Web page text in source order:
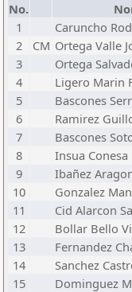
No.
1
Caruncho
2
CM Ortega Valle
3
Ortega
4
Ligero Marin
5
Bascones
6
Ramirez
7
Bascones
8
Insua
9
Ibañez
10
Gonzalez
11
Cid Alarcon
12
Bollar Bello
13
Fernandez
14
Sanchez
15
Dominguez